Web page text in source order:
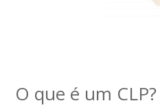
O que é um CLP?